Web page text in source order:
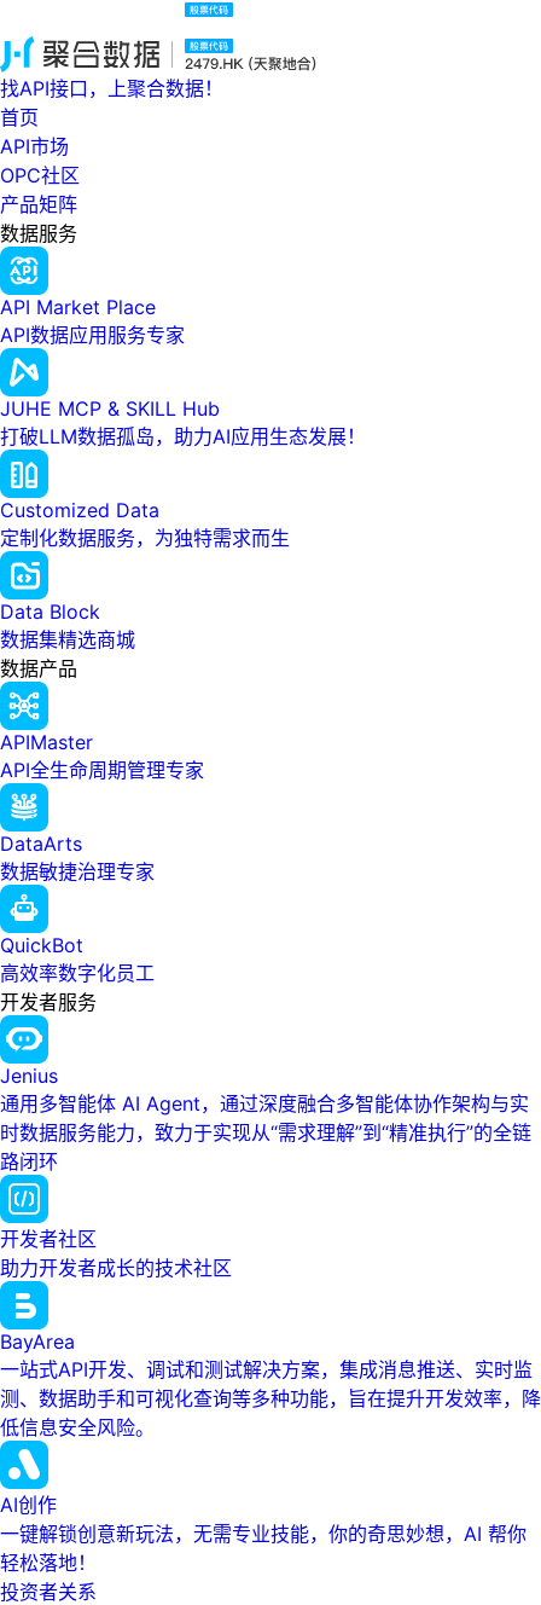
找API接口，上聚合数据！
首页
API市场
OPC社区
产品矩阵
数据服务
API Market Place
API数据应用服务专家
JUHE MCP & SKILL Hub
打破LLM数据孤岛，助力AI应用生态发展！
Customized Data
定制化数据服务，为独特需求而生
Data Block
数据集精选商城
数据产品
APIMaster
API全生命周期管理专家
DataArts
数据敏捷治理专家
QuickBot
高效率数字化员工
开发者服务
Jenius
通用多智能体 AI Agent，通过深度融合多智能体协作架构与实
时数据服务能力，致力于实现从“需求理解”到“精准执行”的全链
路闭环
开发者社区
助力开发者成长的技术社区
BayArea
一站式API开发、调试和测试解决方案，集成消息推送、实时监
测、数据助手和可视化查询等多种功能，旨在提升开发效率，降
低信息安全风险。
AI创作
一键解锁创意新玩法，无需专业技能，你的奇思妙想，AI 帮你
轻松落地！
投资者关系